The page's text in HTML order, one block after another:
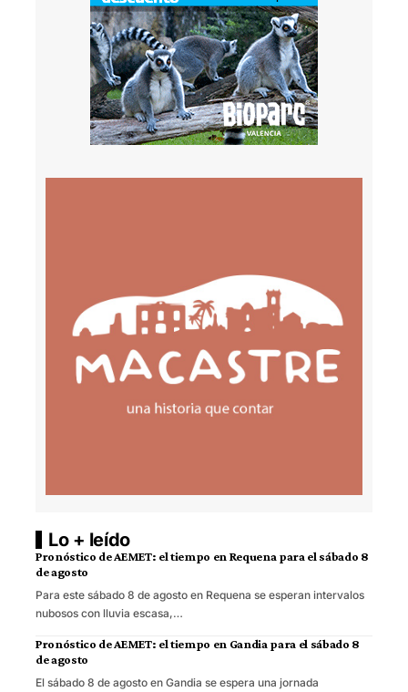
Lo + leído
Pronóstico de AEMET: el tiempo en Requena para el sábado 8
de agosto
Para este sábado 8 de agosto en Requena se esperan intervalos
nubosos con lluvia escasa,…
Pronóstico de AEMET: el tiempo en Gandia para el sábado 8
de agosto
El sábado 8 de agosto en Gandia se espera una jornada